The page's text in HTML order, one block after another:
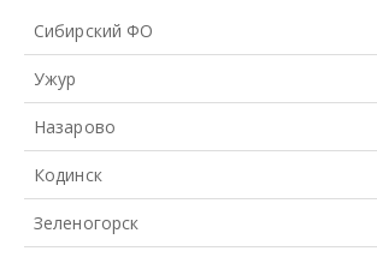
Сибирский ФО
Ужур
Назарово
Кодинск
Зеленогорск